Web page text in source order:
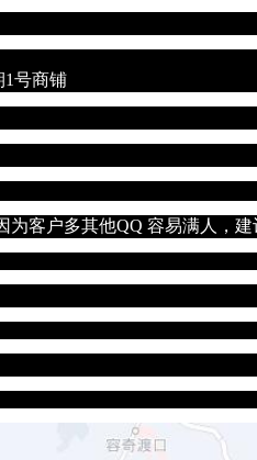
司
1号商铺
为客户多其他QQ 容易满人，